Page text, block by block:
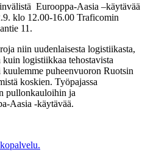
Eurooppa-Aasia –käytävää
klo 12.00-16.00 Traficomin
11.
niin uudenlaisesta logistiikasta,
logistiikkaa tehostavista
puheenvuoron Ruotsin
koskien. Työpajassa
pullonkauloihin ja
Aasia -käytävää.